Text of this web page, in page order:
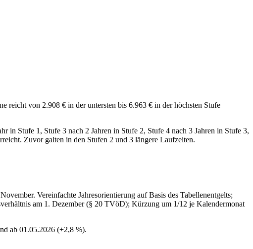
reicht von 2.908 € in der untersten bis 6.963 € in der höchsten Stufe
in Stufe 1, Stufe 3 nach 2 Jahren in Stufe 2, Stufe 4 nach 3 Jahren in Stufe 3,
Zuvor galten in den Stufen 2 und 3 längere Laufzeiten.
Vereinfachte Jahresorientierung auf Basis des Tabellenentgelts;
am 1. Dezember (§ 20 TVöD); Kürzung um 1/12 je Kalendermonat
ab 01.05.2026 (+2,8 %).